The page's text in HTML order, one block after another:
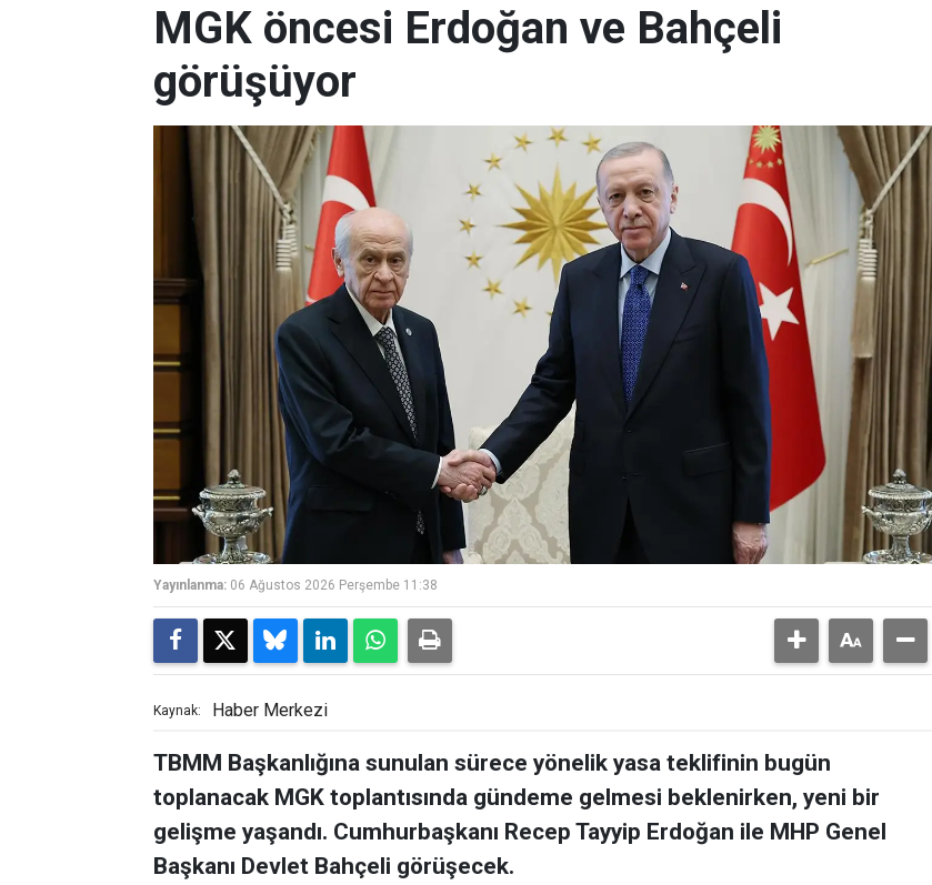
MGK öncesi Erdoğan ve Bahçeli
görüşüyor
Yayınlanma: 06 Ağustos 2026 Perşembe 11:38
Kaynak: Haber Merkezi
TBMM Başkanlığına sunulan sürece yönelik yasa teklifinin bugün
toplanacak MGK toplantısında gündeme gelmesi beklenirken, yeni bir
gelişme yaşandı. Cumhurbaşkanı Recep Tayyip Erdoğan ile MHP Genel
Başkanı Devlet Bahçeli görüşecek.